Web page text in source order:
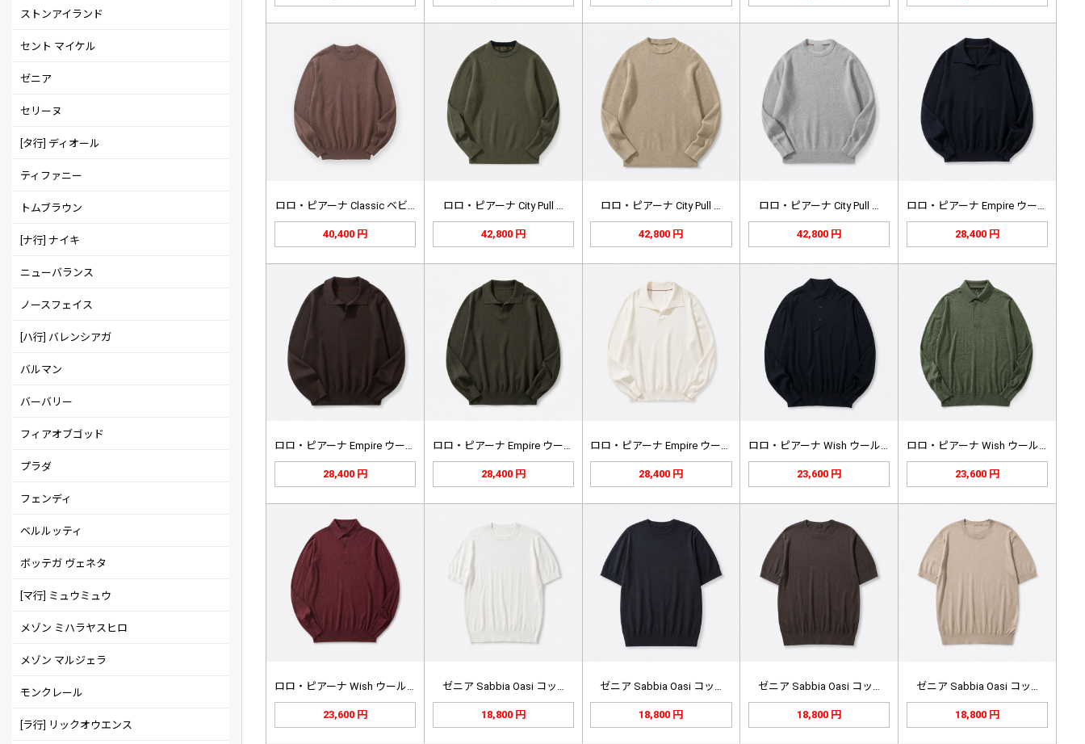
ストンアイランド
セント マイケル
ゼニア
セリーヌ
[タ行] ディオール
ティファニー
トムブラウン
[ナ行] ナイキ
ニューバランス
ノースフェイス
[ハ行] バレンシアガ
バルマン
バーバリー
フィアオブゴッド
プラダ
フェンディ
ベルルッティ
ボッテガ ヴェネタ
[マ行] ミュウミュウ
メゾン ミハラヤスヒロ
メゾン マルジェラ
モンクレール
[ラ行] リックオウエンス
ロロ・ピアーナ Classic ベビ…
40,400 円
ロロ・ピアーナ City Pull …
42,800 円
ロロ・ピアーナ City Pull …
42,800 円
ロロ・ピアーナ City Pull …
42,800 円 28,400 円
ロロ・ピアーナ Empire ウール…
28,400 円
ロロ・ピアーナ Empire ウール…
28,400 円
ロロ・ピアーナ Empire ウール…
28,400 円
ロロ・ピアーナ Wish ウール 長…
23,600 円
ロロ・ピアーナ Wish ウール 長…
23,600 円
ロロ・ピアーナ Wish ウール 長…
23,600 円
ゼニア Sabbia Oasi コッ…
18,800 円
ゼニア Sabbia Oasi コッ…
18,800 円
ゼニア Sabbia Oasi コッ…
18,800 円
ゼニア Sabbia Oasi コッ…
18,800 円